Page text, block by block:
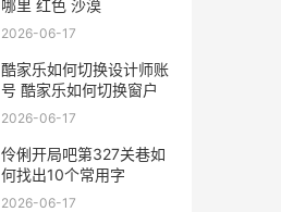
哪里 红色 沙漠
2026-06-17
酷家乐如何切换设计师账
号 酷家乐如何切换窗户
2026-06-17
伶俐开局吧第327关巷如
何找出10个常用字
2026-06-17